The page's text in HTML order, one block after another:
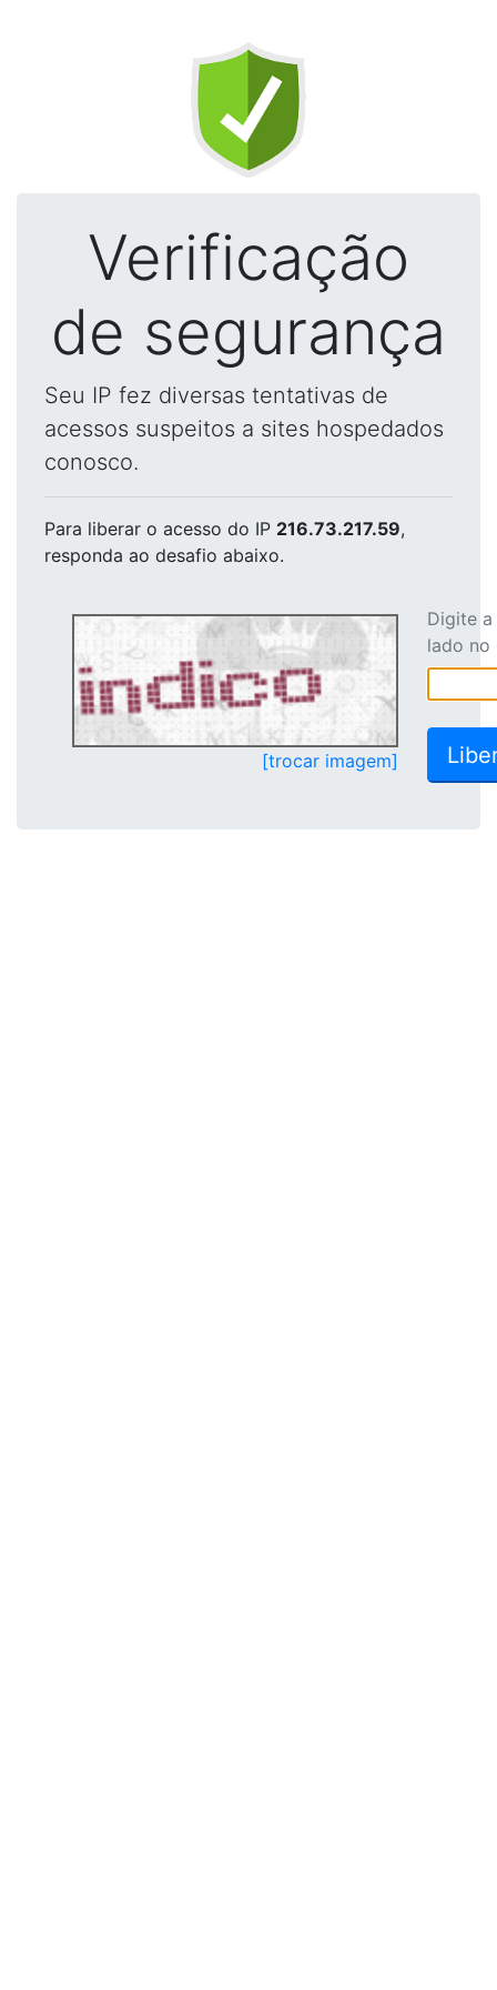
Verificação
de segurança
Seu IP fez diversas tentativas de
acessos suspeitos a sites hospedados
conosco.
Para liberar o acesso do IP 216.73.217.59,
responda ao desafio abaixo.
[trocar imagem]
Digite
lado no